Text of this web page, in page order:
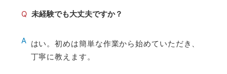
Q 未経験でも大丈夫ですか？
A はい。初めは簡単な作業から始めていただき、
丁寧に教えます。